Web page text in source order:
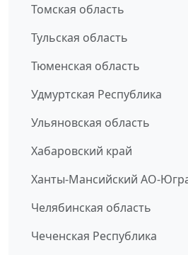
Томская область
Тульская область
Тюменская область
Удмуртская Республика
Ульяновская область
Хабаровский край
Ханты-Мансийский АО-
Челябинская область
Чеченская Республика